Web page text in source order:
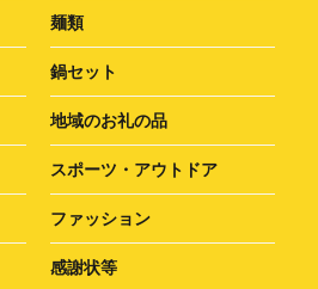
麺類
鍋セット
地域のお礼の品
スポーツ・アウトドア
ファッション
感謝状等